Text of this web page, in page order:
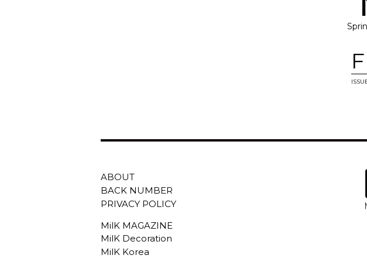
ABOUT
BACK NUMBER
PRIVACY POLICY
MilK MAGAZINE
MilK Decoration
MilK Korea